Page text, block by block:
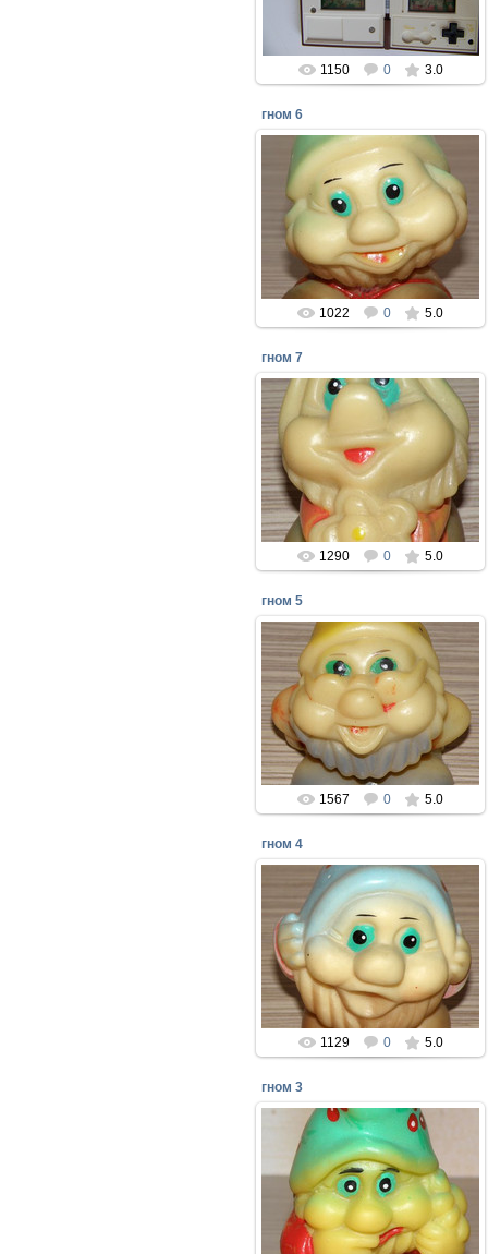
1150 0 3.0
гном 6
08.04.2018
Резиновые игрушки из сказки
"Белоснежка и семь гномов" -
Резиновый завод игрушек РИГА
1990 год
perepelin
1022 0 5.0
гном 7
08.04.2018
Резиновые игрушки из сказки
"Белоснежка и семь гномов" -
Резиновый завод игрушек РИГА
1990 год
perepelin
1290 0 5.0
гном 5
08.04.2018
Резиновые игрушки из сказки
"Белоснежка и семь гномов" -
Резиновый завод игрушек РИГА
1990 год
perepelin
1567 0 5.0
гном 4
08.04.2018
Резиновые игрушки из сказки
"Белоснежка и семь гномов" -
Резиновый завод игрушек РИГА
1990 год
perepelin
1129 0 5.0
гном 3
08.04.2018
Резиновые игрушки из сказки
"Белоснежка и семь гномов" -
Резиновый завод игрушек РИГА
1990 год
perepelin